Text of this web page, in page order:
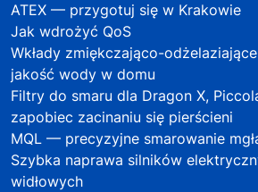
ATEX — przygotuj się w Krakowie
Jak wdrożyć QoS
Wkłady zmiękczająco-
jakość wody w domu
Filtry do smaru dla Dragon X,
zapobiec zacinaniu się pierścieni
MQL — precyzyjne smarowanie
Szybka naprawa silników
widłowych